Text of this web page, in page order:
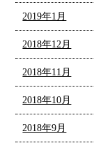
2019年1月
2018年12月
2018年11月
2018年10月
2018年9月